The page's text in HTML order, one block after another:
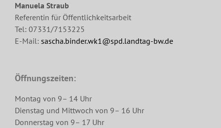
Manuela Straub
Referentin für Öffentlichkeitsarbeit
Tel: 07331/7153225
E-Mail: sascha.binder.wk1@spd.landtag-bw.de
Öffnungszeiten:
Montag von 9– 14 Uhr
Dienstag und Mittwoch von 9– 16 Uhr
Donnerstag von 9– 17 Uhr